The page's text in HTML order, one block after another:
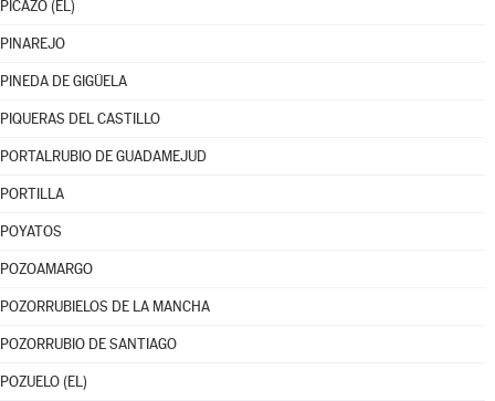
PICAZO (EL)
PINAREJO
PINEDA DE GIGÜELA
PIQUERAS DEL CASTILLO
PORTALRUBIO DE GUADAMEJUD
PORTILLA
POYATOS
POZOAMARGO
POZORRUBIELOS DE LA MANCHA
POZORRUBIO DE SANTIAGO
POZUELO (EL)